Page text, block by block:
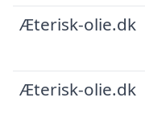
Æterisk-olie.dk
Æterisk-olie.dk